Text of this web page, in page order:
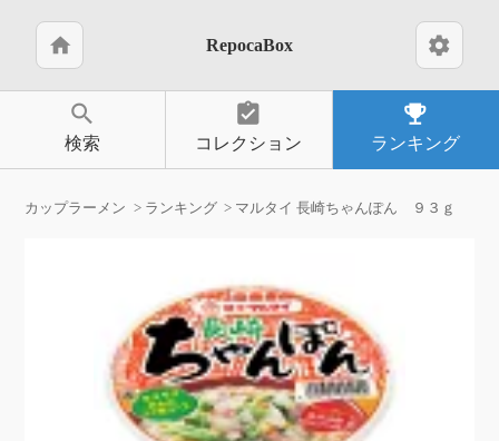
home RepocaBox settings
search
検索
assignment_turned_in
コレクション
emoji_events
ランキング
カップラーメン ランキング マルタイ 長崎ちゃんぽん ９３ｇ